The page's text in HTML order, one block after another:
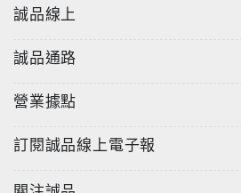
誠品線上
誠品通路
營業據點
訂閱誠品線上電子報